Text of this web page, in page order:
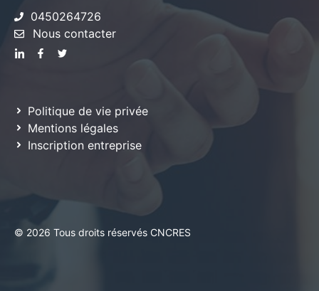
0450264726
Nous contacter
Politique de vie privée
Mentions légales
Inscription entreprise
© 2026 Tous droits réservés CNCRES